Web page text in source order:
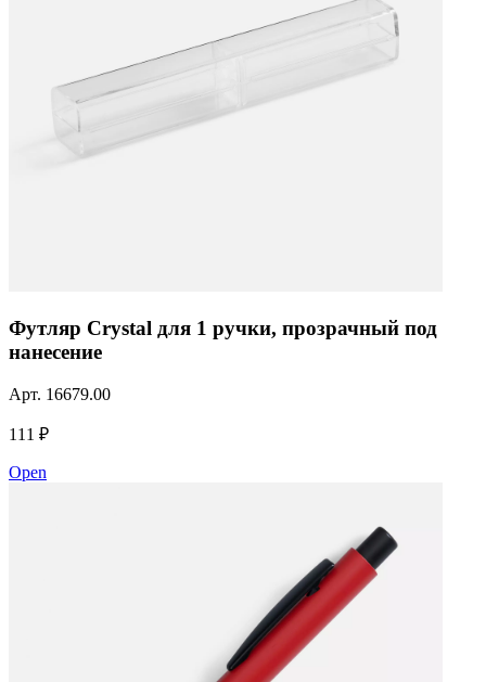
Футляр Crystal для 1 ручки, прозрачный под
нанесение
Арт. 16679.00
111 ₽
Open